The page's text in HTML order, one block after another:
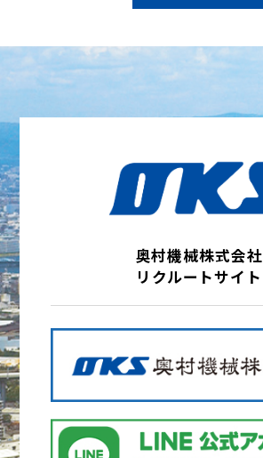
奥村機械株式会社
リクルートサイト